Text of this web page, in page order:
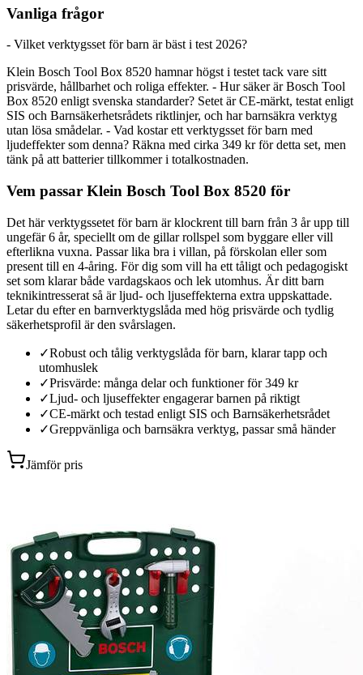
Vanliga frågor
- Vilket verktygsset för barn är bäst i test 2026?
Klein Bosch Tool Box 8520 hamnar högst i testet tack vare sitt
prisvärde, hållbarhet och roliga effekter. - Hur säker är Bosch Tool
Box 8520 enligt svenska standarder? Setet är CE-märkt, testat enligt
SIS och Barnsäkerhetsrådets riktlinjer, och har barnsäkra verktyg
utan lösa smådelar. - Vad kostar ett verktygsset för barn med
ljudeffekter som denna? Räkna med cirka 349 kr för detta set, men
tänk på att batterier tillkommer i totalkostnaden.
Vem passar Klein Bosch Tool Box 8520 för
Det här verktygssetet för barn är klockrent till barn från 3 år upp till
ungefär 6 år, speciellt om de gillar rollspel som byggare eller vill
efterlikna vuxna. Passar lika bra i villan, på förskolan eller som
present till en 4-åring. För dig som vill ha ett tåligt och pedagogiskt
set som klarar både vardagskaos och lek utomhus. Är ditt barn
teknikintresserat så är ljud- och ljuseffekterna extra uppskattade.
Letar du efter en barnverktygslåda med hög prisvärde och tydlig
säkerhetsprofil är den svårslagen.
✓Robust och tålig verktygslåda för barn, klarar tapp och
utomhuslek
✓Prisvärde: många delar och funktioner för 349 kr
✓Ljud- och ljuseffekter engagerar barnen på riktigt
✓CE-märkt och testad enligt SIS och Barnsäkerhetsrådet
✓Greppvänliga och barnsäkra verktyg, passar små händer
Jämför pris